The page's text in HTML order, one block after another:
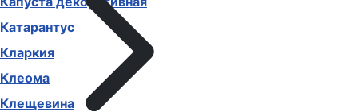
Катарантус
Кларкия
Клеома
Клещевина